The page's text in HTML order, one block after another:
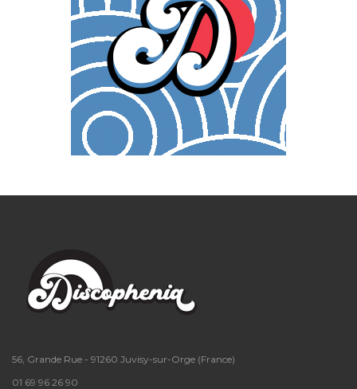
56, Grande Rue - 91260 Juvisy-sur-Orge (France)
01 69 96 26 90